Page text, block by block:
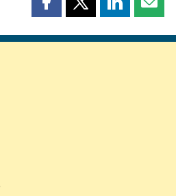
Partager
page
Partager
page
Partager
page page